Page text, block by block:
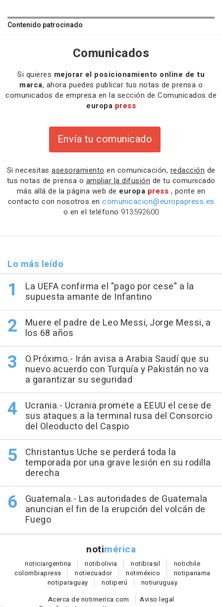
Contenido patrocinado
Comunicados
Si quieres mejorar el posicionamiento online de tu
marca, ahora puedes publicar tus notas de prensa o
comunicados de empresa en la sección de Comunicados de
europa press
Envía tu comunicado
Si necesitas asesoramiento en comunicación, redacción de
tus notas de prensa o ampliar la difusión de tu comunicado
más allá de la página web de europa press , ponte en
contacto con nosotros en comunicacion@europapress.es
o en el teléfono 913592600
Lo más leído
La UEFA confirma el "pago por cese" a la
supuesta amante de Infantino
Muere el padre de Leo Messi, Jorge Messi, a
los 68 años
O.Próximo.- Irán avisa a Arabia Saudí que su
nuevo acuerdo con Turquía y Pakistán no va
a garantizar su seguridad
Ucrania.- Ucrania promete a EEUU el cese de
sus ataques a la terminal rusa del Consorcio
del Oleoducto del Caspio
Christantus Uche se perderá toda la
temporada por una grave lesión en su rodilla
derecha
Guatemala.- Las autoridades de Guatemala
anuncian el fin de la erupción del volcán de
Fuego
notimérica
noticiargentina notibolivia notibrasil notichile
colombiapress notiecuador notiméxico notipanama
notiparaguay notiperú notiuruguay
Acerca de notimerica.com
Aviso legal